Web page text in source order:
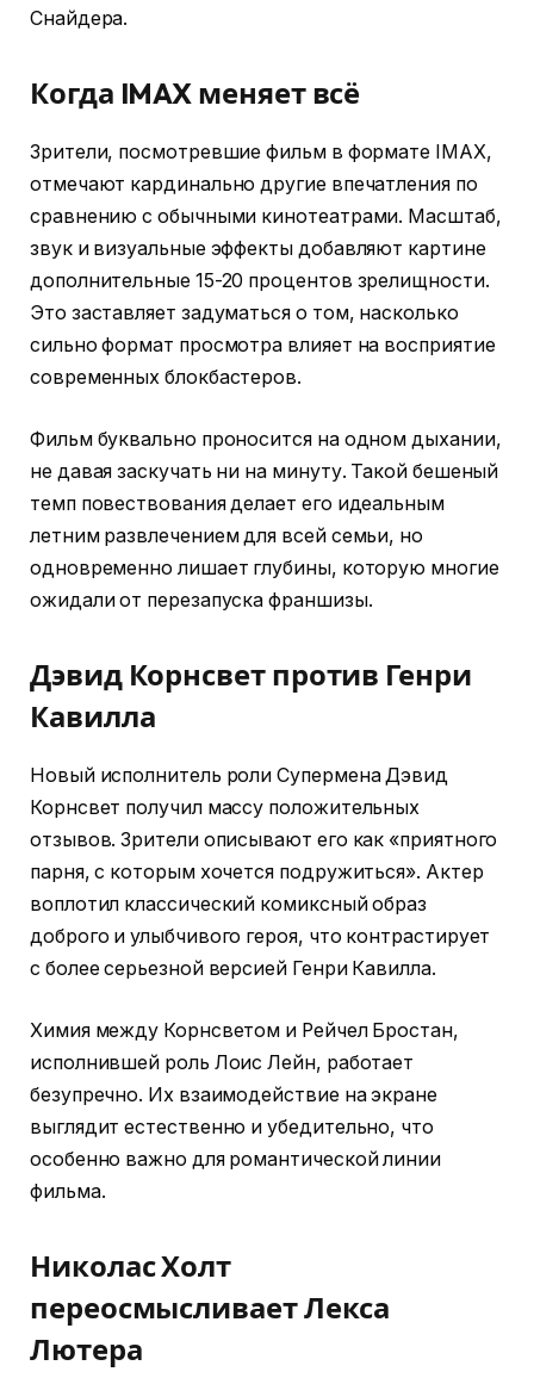
Снайдера.
Когда IMAX меняет всё
Зрители, посмотревшие фильм в формате IMAX,
отмечают кардинально другие впечатления по
сравнению с обычными кинотеатрами. Масштаб,
звук и визуальные эффекты добавляют картине
дополнительные 15-20 процентов зрелищности.
Это заставляет задуматься о том, насколько
сильно формат просмотра влияет на восприятие
современных блокбастеров.
Фильм буквально проносится на одном дыхании,
не давая заскучать ни на минуту. Такой бешеный
темп повествования делает его идеальным
летним развлечением для всей семьи, но
одновременно лишает глубины, которую многие
ожидали от перезапуска франшизы.
Дэвид Корнсвет против Генри
Кавилла
Новый исполнитель роли Супермена Дэвид
Корнсвет получил массу положительных
отзывов. Зрители описывают его как «приятного
парня, с которым хочется подружиться». Актер
воплотил классический комиксный образ
доброго и улыбчивого героя, что контрастирует
с более серьезной версией Генри Кавилла.
Химия между Корнсветом и Рейчел Бростан,
исполнившей роль Лоис Лейн, работает
безупречно. Их взаимодействие на экране
выглядит естественно и убедительно, что
особенно важно для романтической линии
фильма.
Николас Холт
переосмысливает Лекса
Лютера